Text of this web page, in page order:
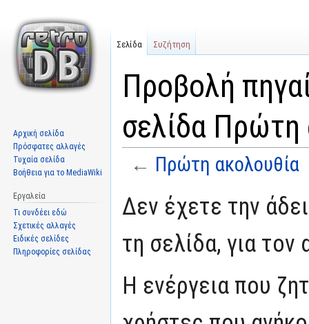
Προβολή
σελίδα Πρώτη
← Πρώτη ακολουθία
στην
στην
Δεν έχετε την
τη σελίδα, για
Η ενέργεια που
Σελίδα Συζήτηση
Αρχική σελίδα
Πρόσφατες αλλαγές
Τυχαία σελίδα
Βοήθεια για το MediaWiki
Εργαλεία
Τι συνδέει εδώ
Σχετικές αλλαγές
Ειδικές σελίδες
Πληροφορίες σελίδας